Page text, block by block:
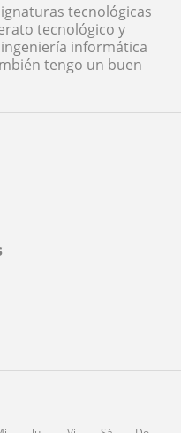
tecnológicas
tecnológico y
informática
tengo un buen